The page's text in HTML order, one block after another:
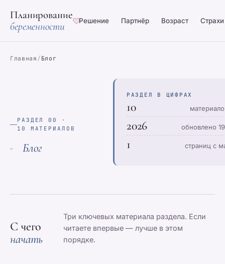
Планирование
беременности
Решение Партнёр Возраст Страхи
Главная / Блог
РАЗДЕЛ 00 ·
10 МАТЕРИАЛОВ
Блог
РАЗДЕЛ В ЦИФРАХ
10
2026 обновлено
1 страниц с
С чего
начать
Три ключевых материала раздела. Если
читаете впервые — лучше в этом
порядке.